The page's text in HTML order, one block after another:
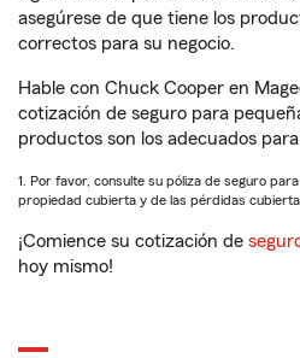
asegúrese de que tiene los
correctos para su negocio.
Hable con Chuck Cooper en
cotización de seguro para
productos son los adecuados
1. Por favor, consulte su póliza de seguro
propiedad cubierta y de las pérdidas
¡Comience su cotización de
hoy mismo!